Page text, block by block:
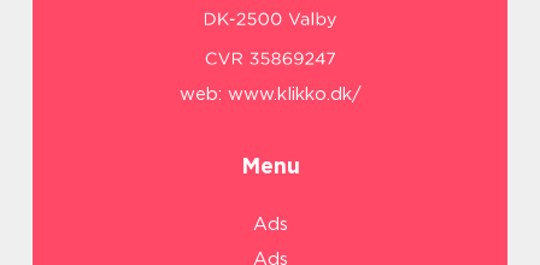
web: www.klikko.dk/
Menu
Ads
Ads